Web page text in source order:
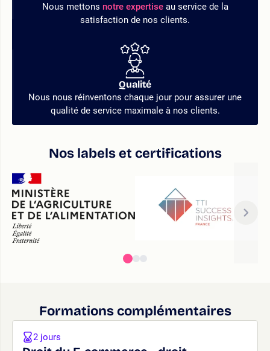
Nous mettons notre expertiseau service de la
satisfaction de nos clients.
Qualité
Nous nous réinventons chaque jour pour assurer une
qualité de service maximale à nos clients.
Nos labels et certifications
Formations complémentaires
2 jours